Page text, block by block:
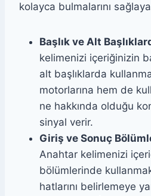
kolayca bulmalarını
Başlık ve Alt
kelimenizi içeriğinizin
alt başlıklarda
motorlarına hem de
ne hakkında olduğu
sinyal verir.
Giriş ve Sonuç
Anahtar kelimenizi
bölümlerinde
hatlarını belirlemeye